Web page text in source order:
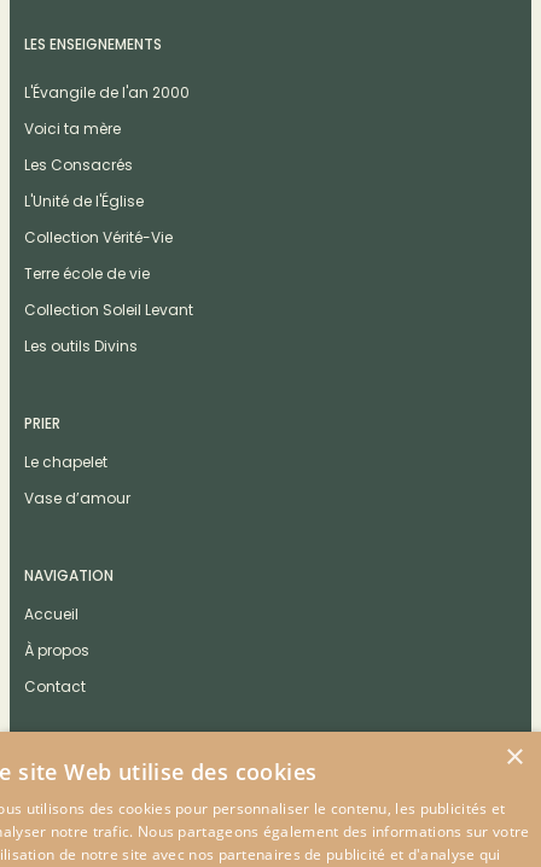
LES ENSEIGNEMENTS
L'Évangile de l'an 2000
Voici ta mère
Les Consacrés
L'Unité de l'Église
Collection Vérité-Vie
Terre école de vie
Collection Soleil Levant
Les outils Divins
PRIER
Le chapelet
Vase d’amour
NAVIGATION
Accueil
À propos
Contact
CONTACT
×
site Web utilise des cookies
utilisons des cookies pour personnaliser le contenu, les publicités et
notre trafic. Nous partageons également des informations sur votre
de notre site avec nos partenaires de publicité et d'analyse qui